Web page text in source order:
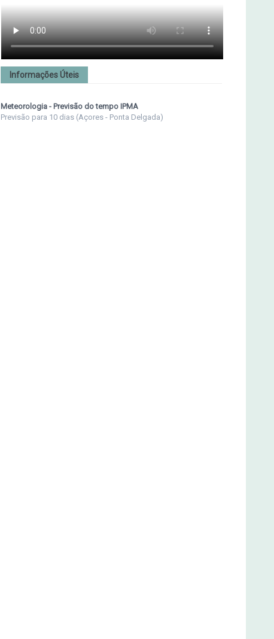
Informações Úteis
Meteorologia - Previsão do tempo IPMA
Previsão para 10 dias (Açores - Ponta Delgada)